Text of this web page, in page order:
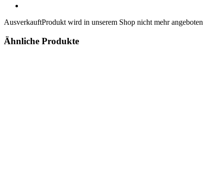
AusverkauftProdukt wird in unserem Shop nicht mehr angeboten
Ähnliche Produkte